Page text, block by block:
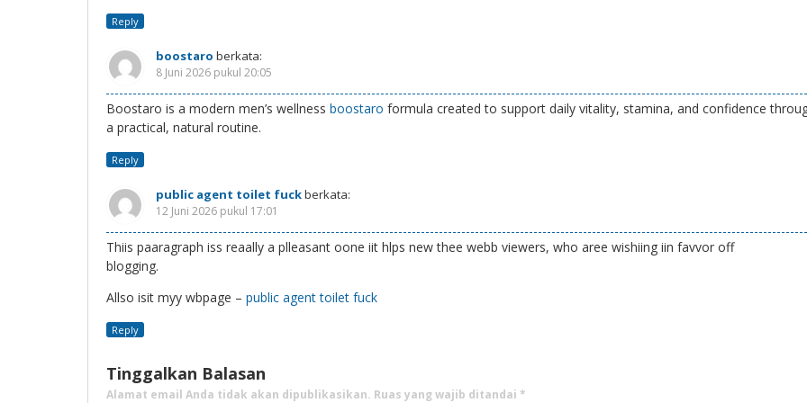
Reply
boostaro berkata:
8 Juni 2026 pukul 20:05
Boostaro is a modern men’s wellness boostaro formula created to support daily vitality, stamina, and confidence
a practical, natural routine.
Reply
public agent toilet fuckberkata:
12 Juni 2026 pukul 17:01
Thiis paaragraph iss reaally a plleasant oone iit hlps new thee webb viewers, who aree wishiing iin favvor off
blogging.
Allso isit myy wbpage – public agent toilet fuck
Reply
Tinggalkan Balasan
Alamat email Anda tidak akan dipublikasikan. Ruas yang wajib ditandai *